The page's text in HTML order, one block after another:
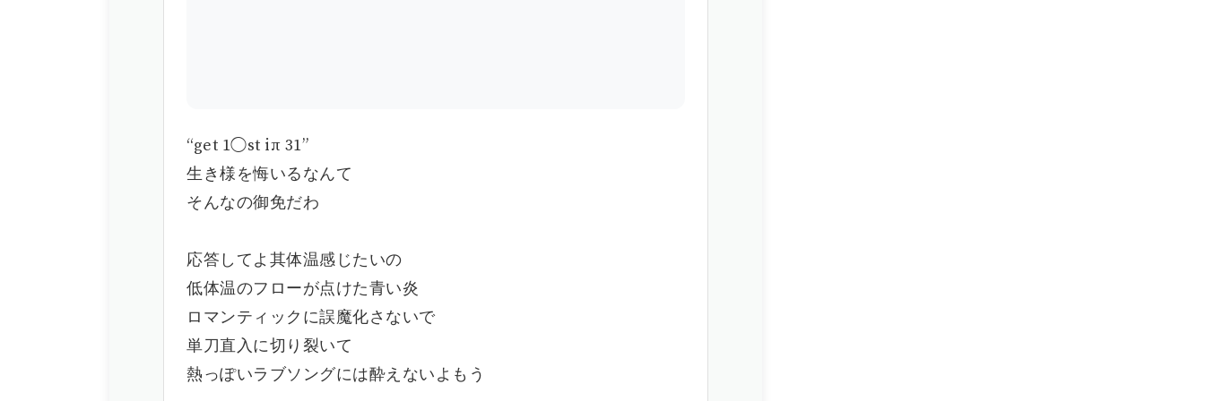
“get 1◯st iπ 31”
生き様を悔いるなんて
そんなの御免だわ
応答してよ其体温感じたいの
低体温のフローが点けた青い炎
ロマンティックに誤魔化さないで
単刀直入に切り裂いて
熱っぽいラブソングには酔えないよもう